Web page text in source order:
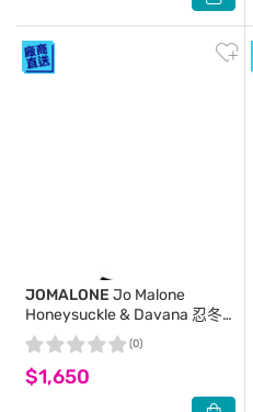
JOMALONE Jo Malone
Honeysuckle & Davana 忍冬
與印蒿香水 30ml
$1,650
(0)